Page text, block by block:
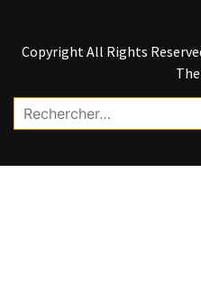
Copyright All Rights
Rechercher :